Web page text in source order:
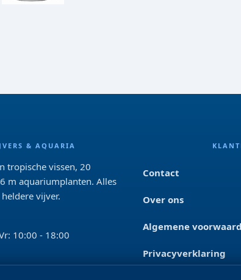
& AQUARIA
tropische vissen, 20
m aquariumplanten. Alles
vijver.
10:00 - 18:00
Contact
Over ons
Algemene
Privacyverklaring